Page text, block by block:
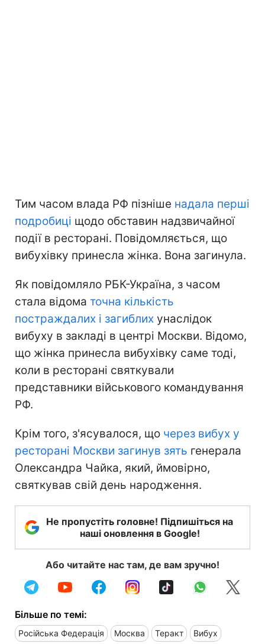
Тим часом влада РФ пізніше надала перші
подробиці щодо обставин надзвичайної
події в ресторані. Повідомляється, що
вибухівку принесла жінка. Вона загинула.
Як повідомляло РБК-Україна, з часом
стала відома точна кількість
постраждалих і загиблих унаслідок
вибуху в закладі в центрі Москви. Відомо,
що жінка принесла вибухівку саме тоді,
коли в ресторані святкували
представники військового командування
РФ.
Крім того, з'ясувалося, що через вибух у
ресторані Москви загинув зять генерала
Олександра Чайка, який, ймовірно,
святкував свій день народження.
Не пропустіть головне! Підпишіться на
наші оновлення в Google!
Або читайте нас там, де вам зручно!
Більше по темі:
Російська Федерація Москва Теракт Вибух